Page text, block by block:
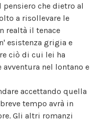
che dietro al
a risollevare le
realtà il tenace
esistenza grigia e
ciò di cui lei ha
nel lontano e
accettando quella
tempo avrà in
Gli altri romanzi